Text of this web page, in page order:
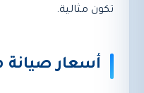
تكون مثالية.
أسعار